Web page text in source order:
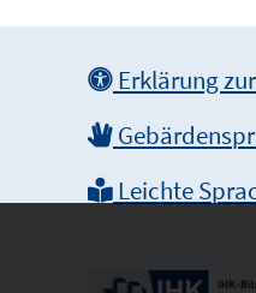
Erklärung
Leichte